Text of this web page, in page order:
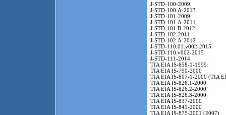
J-STD-100-2009
J-STD-100.A-2013
J-STD-101-2009
J-STD-101.A-2011
J-STD-101.B-2012
J-STD-102-2011
J-STD-102.A-2012
J-STD-110.01.v002-2015
J-STD-110.v002-2015
J-STD-111-2014
TIA EIA IS-658-1-1999
TIA EIA IS-790-2000
TIA EIA IS-807-1-2000 (TIA
TIA EIA IS-826.1-2000
TIA EIA IS-826.2-2000
TIA EIA IS-826.3-2000
TIA EIA IS-837-2000
TIA EIA IS-841-2000
TIA EIA IS-875-2001 (2007)